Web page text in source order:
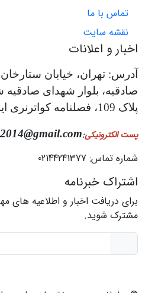
تماس با ما
نقشه سایت
اخبار و اعلانات
آدرس: تهران، خیابان
پلاک 109، فصلنامه کواترنری ایران
پست الکترونیکی:
شماره تماس: 02144241377
اشتراک خبرنامه
برای دریافت اخبار و اطلاعیه های
مشترک شوید.